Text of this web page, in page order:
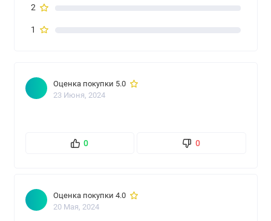
2
1
Оценка покупки 5.0
23 Июня, 2024
0 0
Оценка покупки 4.0
20 Мая, 2024